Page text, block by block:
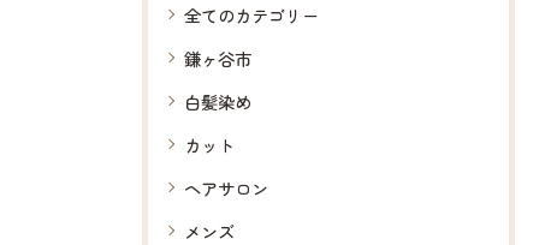
全てのカテゴリー
鎌ヶ谷市
白髪染め
カット
ヘアサロン
メンズ